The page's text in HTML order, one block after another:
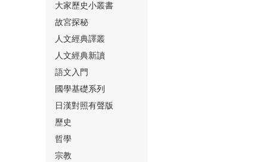
⑰
⑱
大家歷史小叢書
故宮探秘
人文經典譯叢
人文經典新讀
語文入門
國學基礎系列
日漢對照有聲版
歷史
哲學
宗教